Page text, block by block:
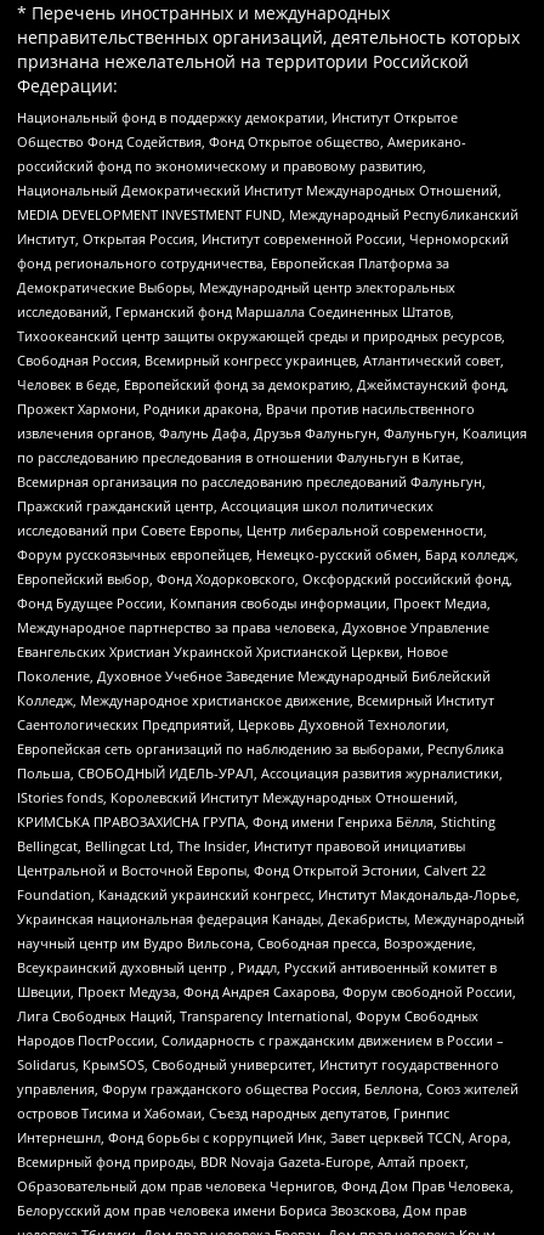
* Перечень иностранных и международных
неправительственных организаций, деятельность которых
признана нежелательной на территории Российской
Федерации:
Национальный фонд в поддержку демократии, Институт Открытое
Общество Фонд Содействия, Фонд Открытое общество, Американо-
российский фонд по экономическому и правовому развитию,
Национальный Демократический Институт Международных Отношений,
MEDIA DEVELOPMENT INVESTMENT FUND, Международный Республиканский
Институт, Открытая Россия, Институт современной России, Черноморский
фонд регионального сотрудничества, Европейская Платформа за
Демократические Выборы, Международный центр электоральных
исследований, Германский фонд Маршалла Соединенных Штатов,
Тихоокеанский центр защиты окружающей среды и природных ресурсов,
Свободная Россия, Всемирный конгресс украинцев, Атлантический совет,
Человек в беде, Европейский фонд за демократию, Джеймстаунский фонд,
Прожект Хармони, Родники дракона, Врачи против насильственного
извлечения органов, Фалунь Дафа, Друзья Фалуньгун, Фалуньгун, Коалиция
по расследованию преследования в отношении Фалуньгун в Китае,
Всемирная организация по расследованию преследований Фалуньгун,
Пражский гражданский центр, Ассоциация школ политических
исследований при Совете Европы, Центр либеральной современности,
Форум русскоязычных европейцев, Немецко-русский обмен, Бард колледж,
Европейский выбор, Фонд Ходорковского, Оксфордский российский фонд,
Фонд Будущее России, Компания свободы информации, Проект Медиа,
Международное партнерство за права человека, Духовное Управление
Евангельских Христиан Украинской Христианской Церкви, Новое
Поколение, Духовное Учебное Заведение Международный Библейский
Колледж, Международное христианское движение, Всемирный Институт
Саентологических Предприятий, Церковь Духовной Технологии,
Европейская сеть организаций по наблюдению за выборами, Республика
Польша, СВОБОДНЫЙ ИДЕЛЬ-УРАЛ, Ассоциация развития журналистики,
IStories fonds, Королевский Институт Международных Отношений,
КРИМСЬКА ПРАВОЗАХИСНА ГРУПА, Фонд имени Генриха Бёлля, Stichting
Bellingcat, Bellingcat Ltd, The Insider, Институт правовой инициативы
Центральной и Восточной Европы, Фонд Открытой Эстонии, Calvert 22
Foundation, Канадский украинский конгресс, Институт Макдональда-Лорье,
Украинская национальная федерация Канады, Декабристы, Международный
научный центр им Вудро Вильсона, Свободная пресса, Возрождение,
Всеукраинский духовный центр , Риддл, Русский антивоенный комитет в
Швеции, Проект Медуза, Фонд Андрея Сахарова, Форум свободной России,
Лига Свободных Наций, Transparеncy International, Форум Свободных
Народов ПостРоссии, Солидарность с гражданским движением в России –
Solidarus, КрымSOS, Свободный университет, Институт государственного
управления, Форум гражданского общества Россия, Беллона, Союз жителей
островов Тисима и Хабомаи, Съезд народных депутатов, Гринпис
Интернешнл, Фонд борьбы с коррупцией Инк, Завет церквей TCCN, Агора,
Всемирный фонд природы, BDR Novaja Gazeta-Europe, Алтай проект,
Образовательный дом прав человека Чернигов, Фонд Дом Прав Человека,
Белорусский дом прав человека имени Бориса Звозскова, Дом прав